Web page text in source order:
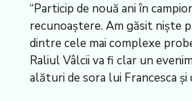
“Particip de nouă ani în
recunoaştere. Am găsit nişte
dintre cele mai complexe
Raliul Vâlcii va fi clar un
alături de sora lui Francesca